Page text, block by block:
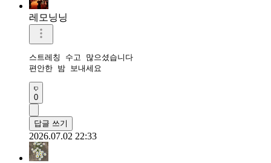
레모닝닝
스트레칭 수고 많으셨습니다
편안한 밤 보내세요
0
답글 쓰기
2026.07.02 22:33